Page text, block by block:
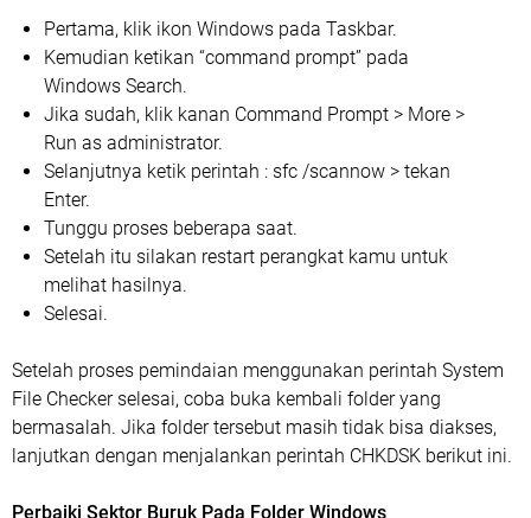
Pertama, klik ikon Windows pada Taskbar.
Kemudian ketikan “command prompt” pada
Windows Search.
Jika sudah, klik kanan Command Prompt > More >
Run as administrator.
Selanjutnya ketik perintah : sfc /scannow > tekan
Enter.
Tunggu proses beberapa saat.
Setelah itu silakan restart perangkat kamu untuk
melihat hasilnya.
Selesai.
Setelah proses pemindaian menggunakan perintah System
File Checker selesai, coba buka kembali folder yang
bermasalah. Jika folder tersebut masih tidak bisa diakses,
lanjutkan dengan menjalankan perintah CHKDSK berikut ini.
Perbaiki Sektor Buruk Pada Folder Windows